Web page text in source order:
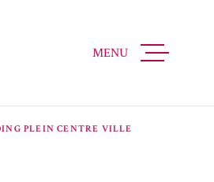
ACHETER
MENU
PLEIN CENTRE VILLE